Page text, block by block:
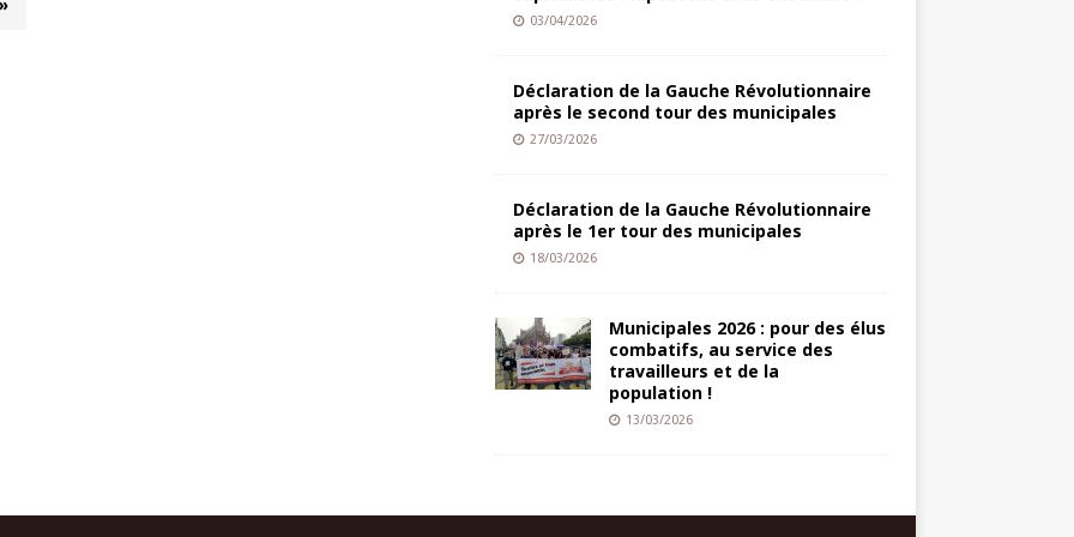
»
03/04/2026
Déclaration de la Gauche Révolutionnaire
après le second tour des municipales
27/03/2026
Déclaration de la Gauche Révolutionnaire
après le 1er tour des municipales
18/03/2026
Municipales 2026 : pour des élus
combatifs, au service des
travailleurs et de la
population !
13/03/2026